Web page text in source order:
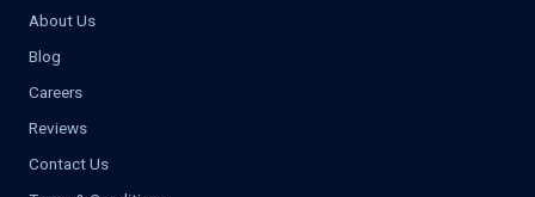
About Us
Blog
Careers
Reviews
Contact Us